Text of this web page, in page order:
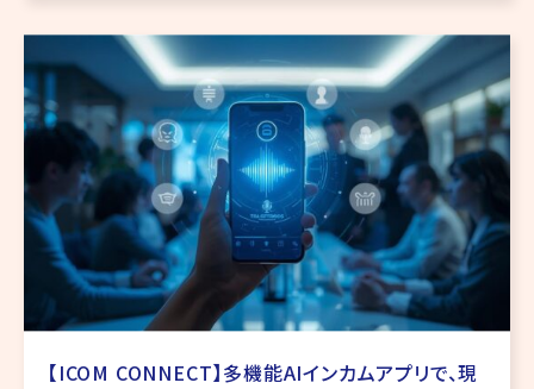
【ICOM CONNECT】多機能AIインカムアプリで、現